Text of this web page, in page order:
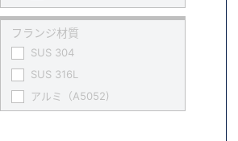
65
80
100
125
150
フランジ材質
SUS 304
SUS 316L
アルミ（A5052)